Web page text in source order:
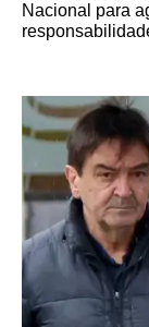
Nacional para